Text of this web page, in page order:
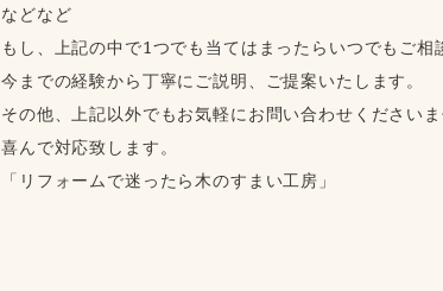
などなど
もし、上記の中で1つでも当てはまったらいつでもご相
今までの経験から丁寧にご説明、ご提案いたします。
その他、上記以外でもお気軽にお問い合わせくださいま
喜んで対応致します。
「リフォームで迷ったら木のすまい工房」